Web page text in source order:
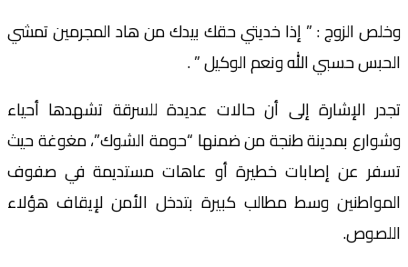
وخلص الزوج : ” إذا خديتي حقك بيدك من هاد المجرمين تمشي
الحبس حسبي الله ونعم الوكيل ” .
تجدر الإشارة إلى أن حالات عديدة للسرقة تشهدها أحياء
وشوارع بمدينة طنجة من ضمنها “حومة الشوك”، مغوغة حيث
تسفر عن إصابات خطيرة أو عاهات مستديمة في صفوف
المواطنين وسط مطالب كبيرة بتدخل الأمن لإيقاف هؤلاء
اللصوص.